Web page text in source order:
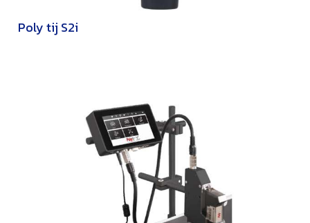
Poly tij S2i